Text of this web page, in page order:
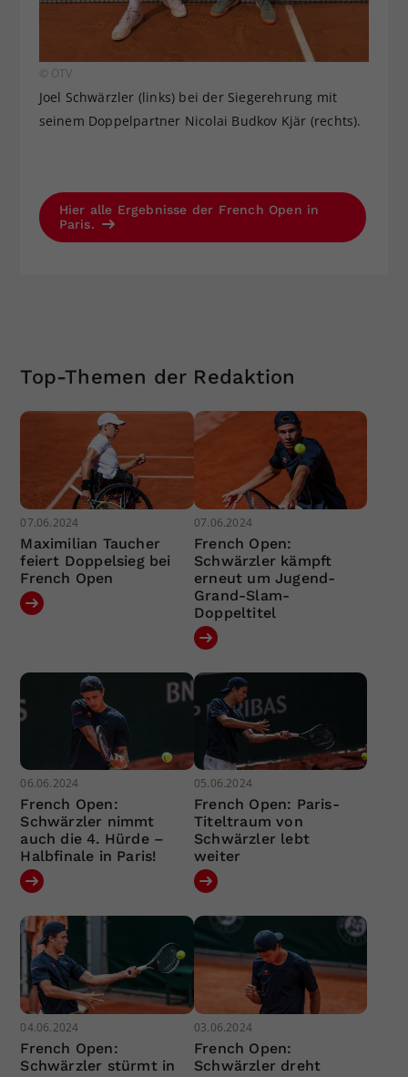
© ÖTV
Joel Schwärzler (links) bei der Siegerehrung mit
seinem Doppelpartner Nicolai Budkov Kjär (rechts).
Hier alle Ergebnisse der French Open in
Paris.
Top-Themen der Redaktion
07.06.2024
Maximilian Taucher
feiert Doppelsieg bei
French Open
07.06.2024
French Open:
Schwärzler kämpft
erneut um Jugend-
Grand-Slam-
Doppeltitel
06.06.2024
French Open:
Schwärzler nimmt
auch die 4. Hürde –
Halbfinale in Paris!
05.06.2024
French Open: Paris-
Titeltraum von
Schwärzler lebt
weiter
04.06.2024
French Open:
Schwärzler stürmt in
03.06.2024
French Open:
Schwärzler dreht